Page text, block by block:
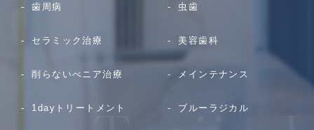
歯周病 虫歯
セラミック治療 美容歯科
削らないべニア治療 メインテナンス
1dayトリートメント ブルーラジカル